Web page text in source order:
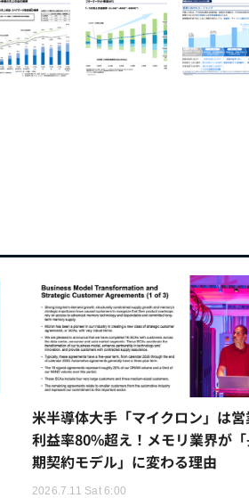
米半導体大手「マイクロン」は営
利益率80%超え！メモリ業界が
期契約モデル」に変わる理由
2026.7.11 Sat 6:00